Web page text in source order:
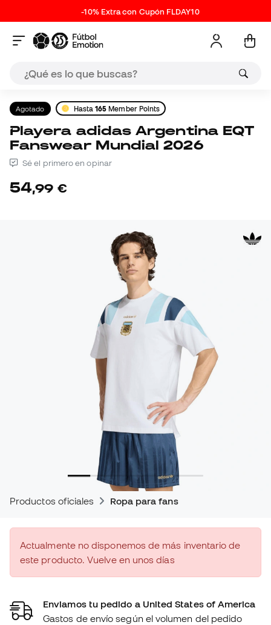
-10% Extra con Cupón FLDAY10
Agotado Hasta165 Member Points
Playera adidas Argentina EQT
Fanswear Mundial 2026
Sé el primero en opinar
54,99 €
Productos oficiales Ropa para fans
Actualmente no disponemos de más inventario de
este producto. Vuelve en unos días
Enviamos tu pedido a United States of America
Gastos de envío según el volumen del pedido